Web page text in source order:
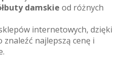
damskie od różnych
internetowych, dzięki
znaleźć najlepszą cenę i